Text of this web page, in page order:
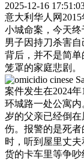
2025-12-16
意大利华人网
小城命案，今天
男子因持刀杀害
背后，并不是简
笼罩的家庭悲剧。
案件发生在2024
环城路一处公寓
岁的父亲已经倒
伤。报警的是死
时，听到屋里丈
货的卡车里等争